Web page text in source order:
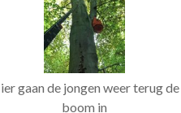
gaan de jongen weer terug de
boom in